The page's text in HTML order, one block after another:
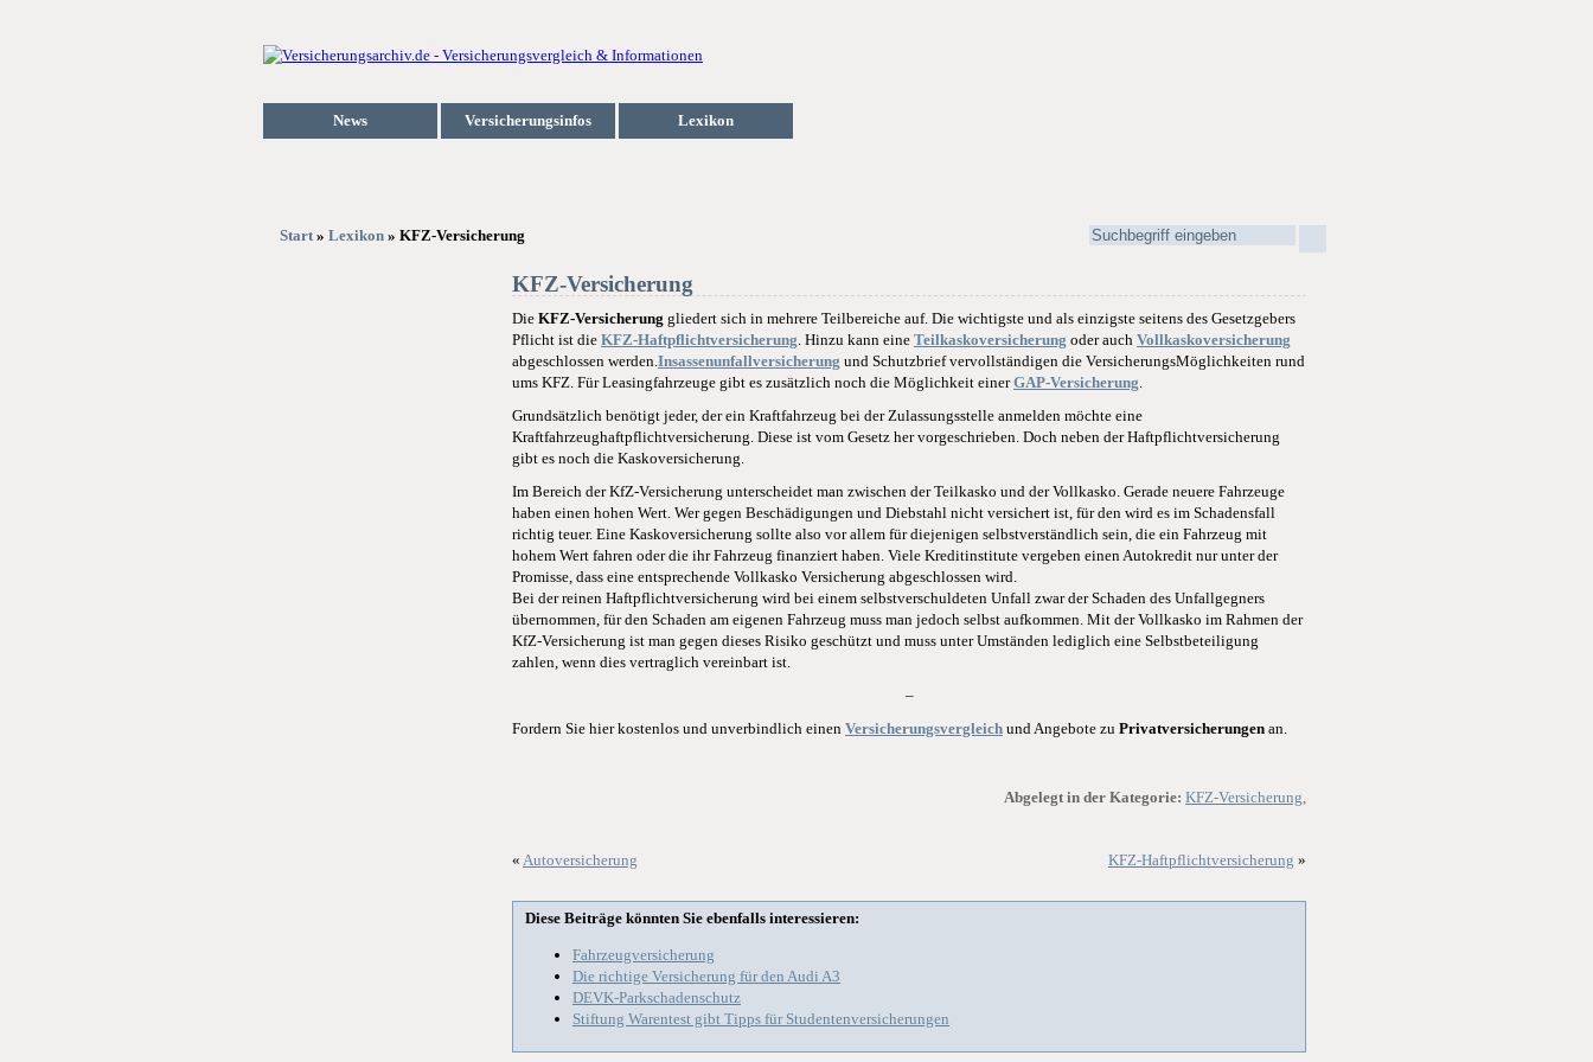
News Versicherungsinfos Lexikon
Start» Lexikon » KFZ-Versicherung
KFZ-Versicherung
Die KFZ-Versicherung gliedert sich in mehrere Teilbereiche auf. Die wichtigste und als einzigste seitens des Gesetzgebers
Pflicht ist die KFZ-Haftpflichtversicherung. Hinzu kann eine Teilkaskoversicherung oder auch Vollkaskoversicherung
abgeschlossen werden.Insassenunfallversicherung und Schutzbrief vervollständigen die VersicherungsMöglichkeiten rund
ums KFZ. Für Leasingfahrzeuge gibt es zusätzlich noch die Möglichkeit einerGAP-Versicherung.
Grundsätzlich benötigt jeder, der ein Kraftfahrzeug bei der Zulassungsstelle anmelden möchte eine
Kraftfahrzeughaftpflichtversicherung. Diese ist vom Gesetz her vorgeschrieben. Doch neben der Haftpflichtversicherung
gibt es noch die Kaskoversicherung.
Im Bereich der KfZ-Versicherung unterscheidet man zwischen der Teilkasko und der Vollkasko. Gerade neuere Fahrzeuge
haben einen hohen Wert. Wer gegen Beschädigungen und Diebstahl nicht versichert ist, für den wird es im Schadensfall
richtig teuer. Eine Kaskoversicherung sollte also vor allem für diejenigen selbstverständlich sein, die ein Fahrzeug mit
hohem Wert fahren oder die ihr Fahrzeug finanziert haben. Viele Kreditinstitute vergeben einen Autokredit nur unter der
Promisse, dass eine entsprechende Vollkasko Versicherung abgeschlossen wird.
Bei der reinen Haftpflichtversicherung wird bei einem selbstverschuldeten Unfall zwar der Schaden des Unfallgegners
übernommen, für den Schaden am eigenen Fahrzeug muss man jedoch selbst aufkommen. Mit der Vollkasko im Rahmen der
KfZ-Versicherung ist man gegen dieses Risiko geschützt und muss unter Umständen lediglich eine Selbstbeteiligung
zahlen, wenn dies vertraglich vereinbart ist.
–
Fordern Sie hier kostenlos und unverbindlich einen Versicherungsvergleich und Angebote zu Privatversicherungen an.
Abgelegt in der Kategorie: KFZ-Versicherung,
« Autoversicherung KFZ-Haftpflichtversicherung »
Diese Beiträge könnten Sie ebenfalls interessieren:
Fahrzeugversicherung
Die richtige Versicherung für den Audi A3
DEVK-Parkschadenschutz
Stiftung Warentest gibt Tipps für Studentenversicherungen